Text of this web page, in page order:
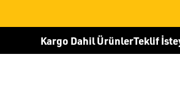
Kargo Dahil ÜrünlerTeklif